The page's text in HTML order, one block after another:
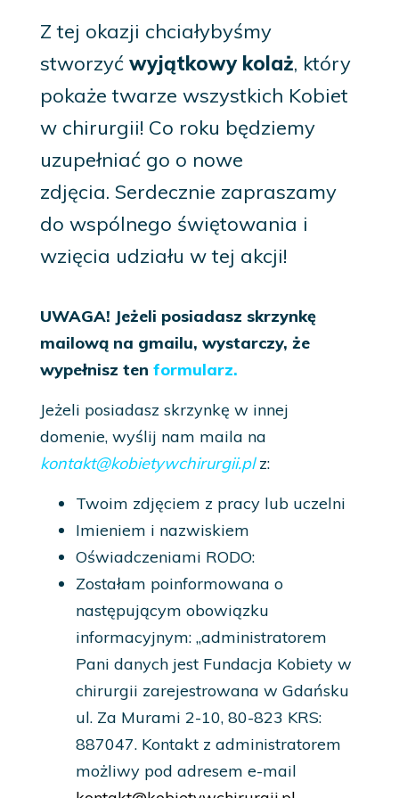
Z tej okazji chciałybyśmy
stworzyć wyjątkowy kolaż, który
pokaże twarze wszystkich Kobiet
w chirurgii! Co roku będziemy
uzupełniać go o nowe
zdjęcia. Serdecznie zapraszamy
do wspólnego świętowania i
wzięcia udziału w tej akcji!
UWAGA! Jeżeli posiadasz skrzynkę
mailową na gmailu, wystarczy, że
wypełnisz ten formularz.
Jeżeli posiadasz skrzynkę w innej
domenie, wyślij nam maila na
kontakt@kobietywchirurgii.plz:
Twoim zdjęciem z pracy lub uczelni
Imieniem i nazwiskiem
Oświadczeniami RODO:
Zostałam poinformowana o
następującym obowiązku
informacyjnym: „administratorem
Pani danych jest Fundacja Kobiety w
chirurgii zarejestrowana w Gdańsku
ul. Za Murami 2-10, 80-823 KRS:
887047. Kontakt z administratorem
możliwy pod adresem e-mail